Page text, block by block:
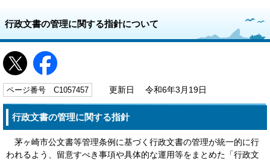
行政文書の管理に関する指針について
ページ番号 C1057457 更新日 令和6年3月19日
行政文書の管理に関する指針
茅ヶ崎市公文書等管理条例に基づく行政文書の管理が統一的に行
われるよう、留意すべき事項や具体的な運用等をまとめた「行政文